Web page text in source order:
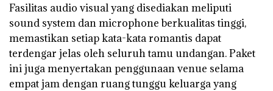
Fasilitas audio visual yang disediakan meliputi
sound system dan microphone berkualitas tinggi,
memastikan setiap kata-kata romantis dapat
terdengar jelas oleh seluruh tamu undangan. Paket
ini juga menyertakan penggunaan venue selama
empat jam dengan ruang tunggu keluarga yang